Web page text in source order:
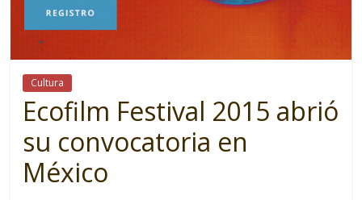
Cultura
Ecofilm Festival 2015 abrió
su convocatoria en
México